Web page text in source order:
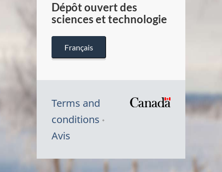
Dépôt ouvert des
sciences et technologie
Français
Terms and
conditions
Avis
Symbole